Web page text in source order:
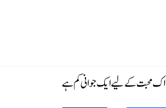
اک محبت کے لیے ایک جوانی کم ہے